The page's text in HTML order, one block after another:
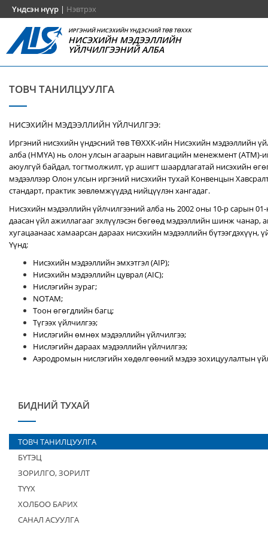
Үндсэн нүүр | Нэвтрэх
ИРГЭНИЙ НИСЭХИЙН ҮНДЭСНИЙ ТӨВ ТӨХХК
НИСЭХИЙН МЭДЭЭЛЛИЙН
ҮЙЛЧИЛГЭЭНИЙ АЛБА
ТОВЧ ТАНИЛЦУУЛГА
НИСЭХИЙН МЭДЭЭЛЛИЙН ҮЙЛЧИЛГЭЭ:
Иргэний нисэхийн үндэсний төв ТӨХХК-ийн Нисэхийн мэдээллийн
алба (НМҮА) нь олон улсын агаарын навигацийн менежмент (ATM)-
аюулгүй байдал, тогтмолжилт, үр ашигт шаардлагатай нисэхийн
мэдээллээр Олон улсын иргэний нисэхийн тухай Конвенцын
стандарт, практик зөвлөмжүүдэд нийцүүлэн хангадаг.
Нисэхийн мэдээллийн үйлчилгээний алба нь 2002 оны 10-р сарын
даасан үйл ажиллагааг эхлүүлэсэн бөгөөд мэдээллийн шинж чанар,
хугацаанаас хамаарсан дараах нисэхийн мэдээллийн бүтээгдэхүүн,
Үүнд:
Нисэхийн мэдээллийн эмхэтгэл (AIP);
Нисэхийн мэдээллийн цуврал (AIC);
Нислэгийн зураг;
NOTAM;
Тоон өгөгдлийн багц;
Түгээх үйлчилгээ;
Нислэгийн өмнөх мэдээллийн үйлчилгээ;
Нислэгийн дараах мэдээллийн үйлчилгээ;
Аэродромын нислэгийн хөдөлгөөний мэдээ зохицуулалтын
БИДНИЙ ТУХАЙ
ТОВЧ ТАНИЛЦУУЛГА
БҮТЭЦ
ЗОРИЛГО, ЗОРИЛТ
ТҮҮХ
ХОЛБОО БАРИХ
САНАЛ АСУУЛГА